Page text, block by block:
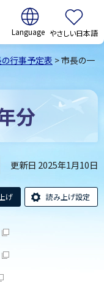
翻訳:
やさしい日本語
行事予定表 > 市長の一
分
更新日 2025年1月10日
げ 読み上げ設定